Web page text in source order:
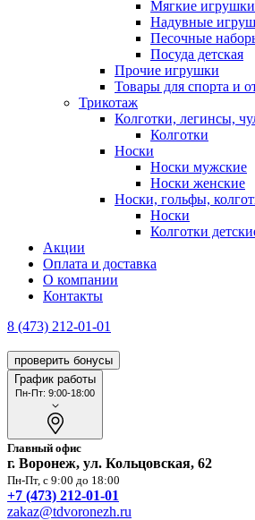
Мягкие игрушки
Надувные
Песочные
Посуда детская
Прочие игрушки
Товары для спорта и
Трикотаж
Колготки, легинсы,
Колготки
Носки
Носки мужские
Носки женские
Носки, гольфы,
Носки
Колготки
Акции
Оплата и доставка
О компании
Контакты
8 (473) 212-01-01
проверить бонусы
График работы
Пн-Пт: 9:00-18:00
Главный офис
г. Воронеж, ул. Кольцовская, 62
Пн-Пт, с 9:00 до 18:00
+7 (473) 212-01-01
zakaz@tdvoronezh.ru